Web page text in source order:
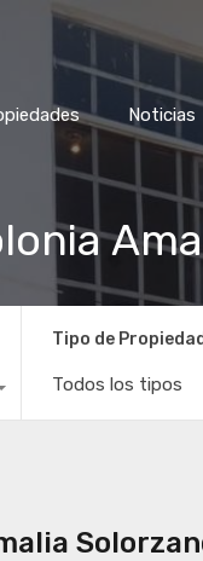
Noticias
Tipo de Propiedad
Todos los tipos